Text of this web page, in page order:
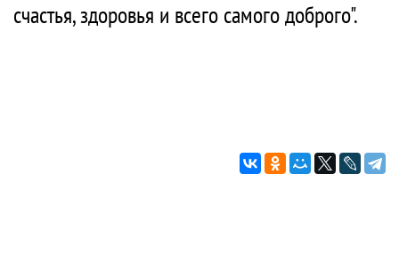
счастья, здоровья и всего самого доброго".